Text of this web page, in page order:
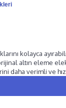
kolayca
altın eleme
daha verimli ve